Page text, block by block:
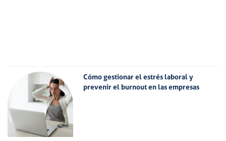
Cómo gestionar el estrés laboral y
prevenir el burnout en las empresas